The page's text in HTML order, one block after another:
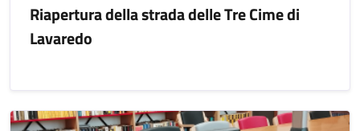
Riapertura della strada delle Tre Cime di
Lavaredo